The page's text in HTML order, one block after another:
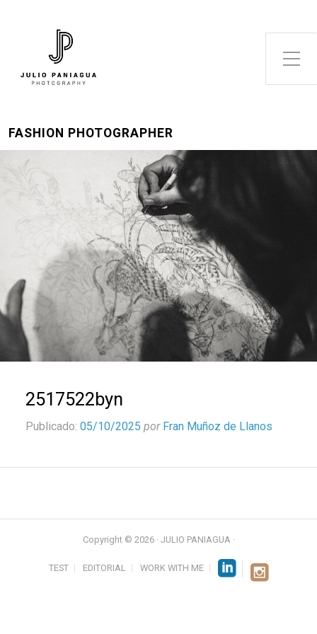
Alternar el menú lateral
FASHION PHOTOGRAPHER
2517522byn
Publicado: 05/10/2025 por Fran Muñoz de Llanos
Copyright © 2026 · JULIO PANIAGUA ·
TEST EDITORIAL WORK WITH ME